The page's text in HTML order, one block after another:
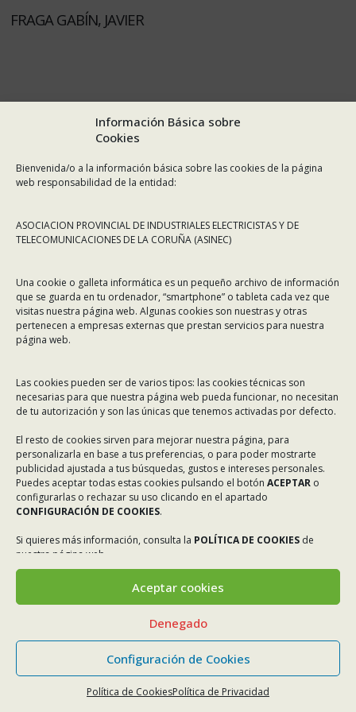
Información Básica sobre
Cookies
Bienvenida/o a la información básica sobre las cookies de la página
web responsabilidad de la entidad:
ASOCIACION PROVINCIAL DE INDUSTRIALES ELECTRICISTAS Y DE
TELECOMUNICACIONES DE LA CORUÑA (ASINEC)
Una cookie o galleta informática es un pequeño archivo de información
que se guarda en tu ordenador, “smartphone” o tableta cada vez que
visitas nuestra página web. Algunas cookies son nuestras y otras
pertenecen a empresas externas que prestan servicios para nuestra
página web.
Las cookies pueden ser de varios tipos: las cookies técnicas son
necesarias para que nuestra página web pueda funcionar, no necesitan
de tu autorización y son las únicas que tenemos activadas por defecto.
El resto de cookies sirven para mejorar nuestra página, para
personalizarla en base a tus preferencias, o para poder mostrarte
publicidad ajustada a tus búsquedas, gustos e intereses personales.
Puedes aceptar todas estas cookies pulsando el botón ACEPTAR o
configurarlas o rechazar su uso clicando en el apartado
CONFIGURACIÓN DE COOKIES.
Si quieres más información, consulta la POLÍTICA DE COOKIES de
nuestra página web.
Aceptar cookies
Denegado
Configuración de Cookies
Política de CookiesPolítica de Privacidad
FRAGA GABÍN, JAVIER